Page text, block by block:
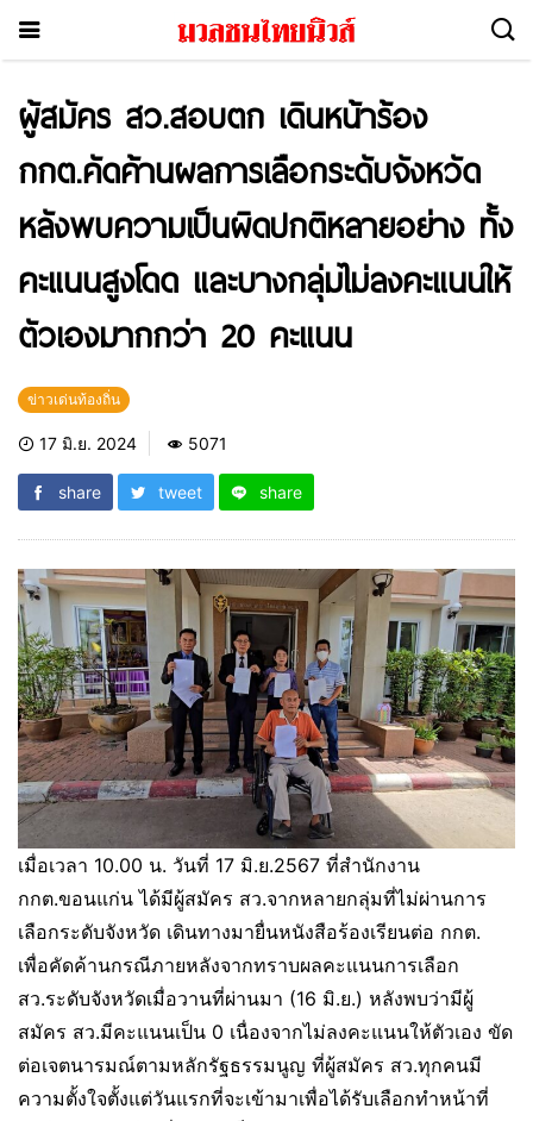
ผู้สมัคร สว.สอบตก เดินหน้าร้อง
กกต.คัดค้านผลการเลือกระดับจังหวัด
หลังพบความเป็นผิดปกติหลายอย่าง ทั้ง
คะแนนสูงโดด และบางกลุ่มไม่ลงคะแนนให้
ตัวเองมากกว่า 20 คะแนน
ข่าวเด่นท้องถิ่น
17 มิ.ย. 2024 5071
share tweet share
เมื่อเวลา 10.00 น. วันที่ 17 มิ.ย.2567 ที่สำนักงาน
กกต.ขอนแก่น ได้มีผู้สมัคร สว.จากหลายกลุ่มที่ไม่ผ่านการ
เลือกระดับจังหวัด เดินทางมายื่นหนังสือร้องเรียนต่อ กกต.
เพื่อคัดค้านกรณีภายหลังจากทราบผลคะแนนการเลือก
สว.ระดับจังหวัดเมื่อวานที่ผ่านมา (16 มิ.ย.) หลังพบว่ามีผู้
สมัคร สว.มีคะแนนเป็น 0 เนื่องจากไม่ลงคะแนนให้ตัวเอง ขัด
ต่อเจตนารมณ์ตามหลักรัฐธรรมนูญ ที่ผู้สมัคร สว.ทุกคนมี
ความตั้งใจตั้งแต่วันแรกที่จะเข้ามาเพื่อได้รับเลือกทำหน้าที่